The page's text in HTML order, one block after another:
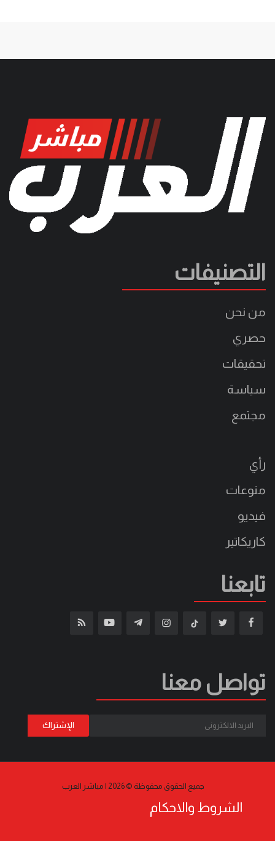
التصنيفات
من نحن
حصري
تحقيقات
سياسة
مجتمع
رأي
منوعات
فيديو
كاريكاتير
تابعنا
تواصل معنا
جميع الحقوق محفوظة © 2026 | مباشر العرب
الشروط والاحكام